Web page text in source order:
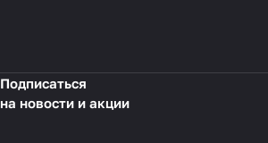
Подписаться
на новости и акции